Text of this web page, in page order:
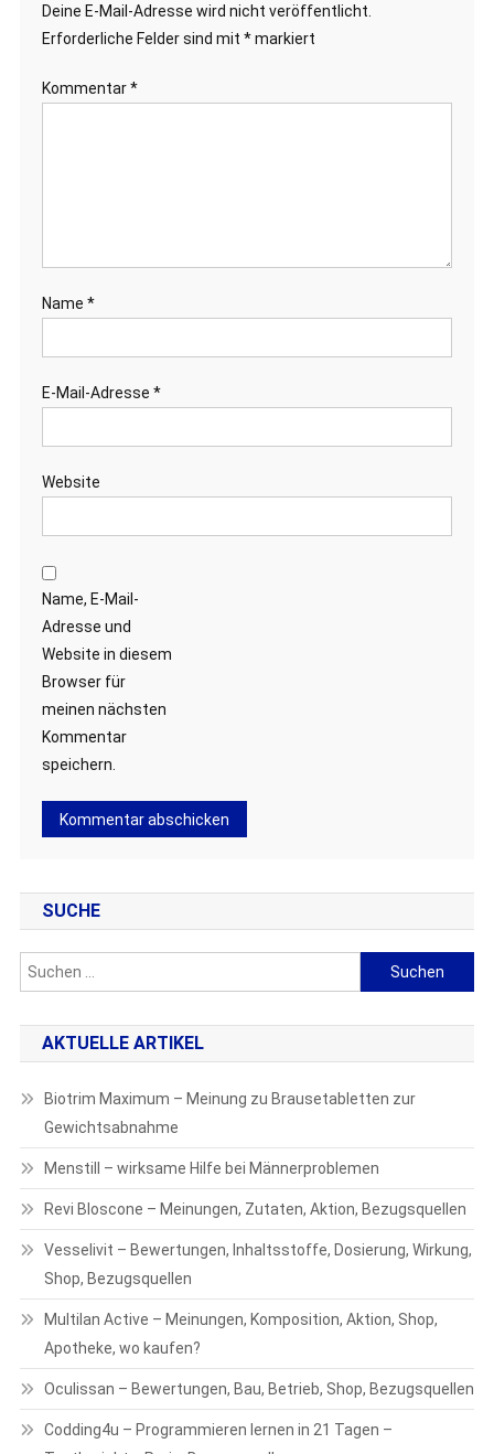
Deine E-Mail-Adresse wird nicht veröffentlicht.
Erforderliche Felder sind mit *markiert
Kommentar*
Name *
E-Mail-Adresse *
Website
Name, E-Mail-
Adresse und
Website in diesem
Browser für
meinen nächsten
Kommentar
speichern.
SUCHE
Suchen
nach:
AKTUELLE ARTIKEL
Biotrim Maximum – Meinung zu Brausetabletten zur
Gewichtsabnahme
Menstill – wirksame Hilfe bei Männerproblemen
Revi Bloscone – Meinungen, Zutaten, Aktion, Bezugsquellen
Vesselivit – Bewertungen, Inhaltsstoffe, Dosierung, Wirkung,
Shop, Bezugsquellen
Multilan Active – Meinungen, Komposition, Aktion, Shop,
Apotheke, wo kaufen?
Oculissan – Bewertungen, Bau, Betrieb, Shop, Bezugsquellen
Codding4u – Programmieren lernen in 21 Tagen –